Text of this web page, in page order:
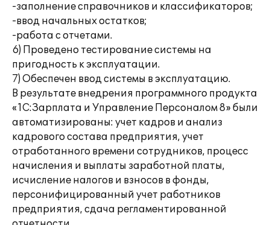
-заполнение справочников и классификаторов;
-ввод начальных остатков;
-работа с отчетами.
6) Проведено тестирование системы на
пригодность к эксплуатации.
7) Обеспечен ввод системы в эксплуатацию.
В результате внедрения программного продукта
«1С:Зарплата и Управление Персоналом 8» были
автоматизированы: учет кадров и анализ
кадрового состава предприятия, учет
отработанного времени сотрудников, процесс
начисления и выплаты заработной платы,
исчисление налогов и взносов в фонды,
персонифицированный учет работников
предприятия, сдача регламентированной